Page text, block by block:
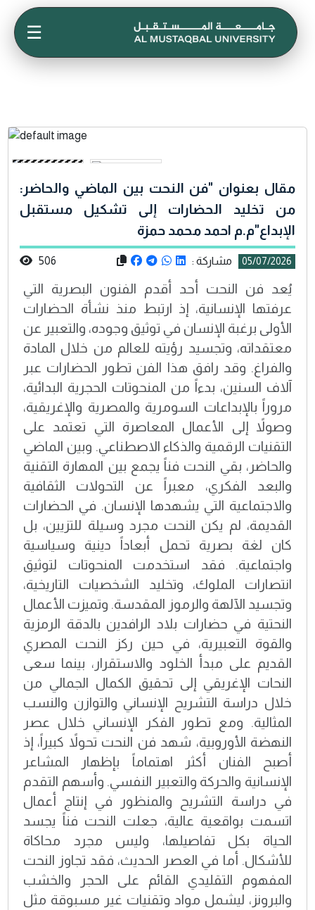
☰
مقال بعنوان "فن النحت بين الماضي والحاضر:
من تخليد الحضارات إلى تشكيل مستقبل
الإبداع"م.م احمد محمد حمزة
05/07/2026 مشاركة : 506
يُعد فن النحت أحد أقدم الفنون البصرية التي
عرفتها الإنسانية، إذ ارتبط منذ نشأة الحضارات
الأولى برغبة الإنسان في توثيق وجوده، والتعبير عن
معتقداته، وتجسيد رؤيته للعالم من خلال المادة
والفراغ. وقد رافق هذا الفن تطور الحضارات عبر
آلاف السنين، بدءاً من المنحوتات الحجرية البدائية،
مروراً بالإبداعات السومرية والمصرية والإغريقية،
وصولاً إلى الأعمال المعاصرة التي تعتمد على
التقنيات الرقمية والذكاء الاصطناعي. وبين الماضي
والحاضر، بقي النحت فناً يجمع بين المهارة التقنية
والبعد الفكري، معبراً عن التحولات الثقافية
والاجتماعية التي يشهدها الإنسان. في الحضارات
القديمة، لم يكن النحت مجرد وسيلة للتزيين، بل
كان لغة بصرية تحمل أبعاداً دينية وسياسية
واجتماعية. فقد استخدمت المنحوتات لتوثيق
انتصارات الملوك، وتخليد الشخصيات التاريخية،
وتجسيد الآلهة والرموز المقدسة. وتميزت الأعمال
النحتية في حضارات بلاد الرافدين بالدقة الرمزية
والقوة التعبيرية، في حين ركز النحت المصري
القديم على مبدأ الخلود والاستقرار، بينما سعى
النحات الإغريقي إلى تحقيق الكمال الجمالي من
خلال دراسة التشريح الإنساني والتوازن والنسب
المثالية. ومع تطور الفكر الإنساني خلال عصر
النهضة الأوروبية، شهد فن النحت تحولاً كبيراً، إذ
أصبح الفنان أكثر اهتماماً بإظهار المشاعر
الإنسانية والحركة والتعبير النفسي. وأسهم التقدم
في دراسة التشريح والمنظور في إنتاج أعمال
اتسمت بواقعية عالية، جعلت النحت فناً يجسد
الحياة بكل تفاصيلها، وليس مجرد محاكاة
للأشكال. أما في العصر الحديث، فقد تجاوز النحت
المفهوم التقليدي القائم على الحجر والخشب
والبرونز، ليشمل مواد وتقنيات غير مسبوقة مثل